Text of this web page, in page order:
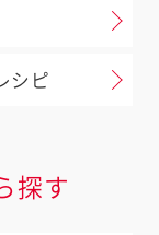
シピ
探す